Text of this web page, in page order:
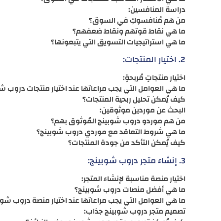
دراسة المنافسين:
من هم مُنافسوكِ في السوق؟
ما هي نقاط قوتهم ونقاط ضعفهم؟
ما هي استراتيجيات التسويق التي يتبعونها؟
2. اختيار المنتجات:
اختيار منتجاتٍ مُربحةٍ:
ما هي العوامل التي يجب مراعاتها عند اختيار منتجات دروب
كيف يُمكن تحليل ربحية المنتجات؟
البحث عن موردين موثوقين:
من هم موردو دروب شوبينج المُوثوق بهم؟
ما هي شروط التعاقد مع موردي دروب شوبينج؟
كيف يُمكن التأكد من جودة المنتجات؟
3. إنشاء متجر دروب شوبينج:
اختيار منصة مناسبة لإنشاء المتجر:
ما هي أفضل منصات دروب شوبينج؟
ما هي العوامل التي يجب مراعاتها عند اختيار منصة دروب
تصميم متجر دروب شوبينج جذاب: